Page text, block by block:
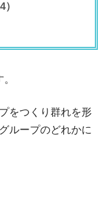
をつくり群れを形
ループのどれかに